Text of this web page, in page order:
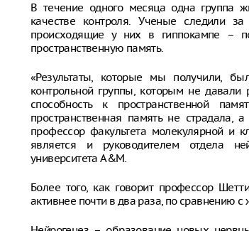
В течение одного месяца одна группа
качестве контроля. Ученые следили
происходящие у них в гиппокампе –
пространственную память.
«Результаты, которые мы получили,
контрольной группы, которым не давали
способность к пространственной
пространственная память не страдала,
профессор факультета молекулярной и
является и руководителем отдела
университета A&M.
Более того, как говорит профессор
активнее почти в два раза, по сравнению